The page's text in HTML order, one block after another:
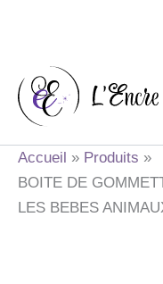
contenu
Accueil
Produits
BOITE DE
LES BEBES